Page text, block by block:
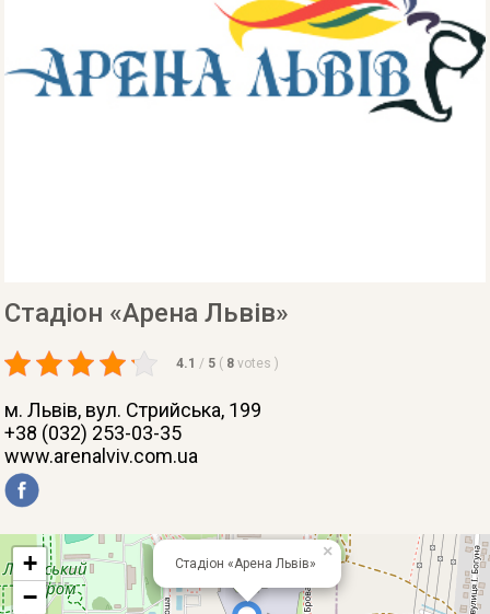
ДОВІДКА
Стадіон «Арена Львів»
4.1 / 5 ( 8 votes )
м. Львів, вул. Стрийська, 199
+38 (032) 253-03-35
www.arenalviv.com.ua
Стадіон «Арена Львів»
×
+
−